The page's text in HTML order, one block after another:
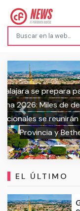
La FMS
clímax:
Previous
EL ÚLTIMO